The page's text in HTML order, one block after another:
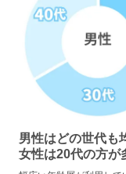
男性はどの世代も
女性は20代の方が